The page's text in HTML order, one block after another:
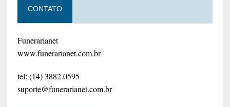
CONTATO
Funerarianet
www.funerarianet.com.br
tel: (14) 3882.0595
suporte@funerarianet.com.br